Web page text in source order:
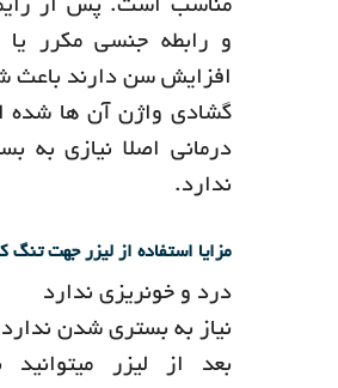
مناسب است. پس از
و رابطه جنسی مکرر یا
افزایش سن دارند
گشادی واژن آن ها شده
درمانی اصلا نیازی به
ندارد.
مزایا استفاده از لیزر جهت تنگ
درد و خونریزی ندارد
نیاز به بستری شدن ندارد
بعد از لیزر میتوانید